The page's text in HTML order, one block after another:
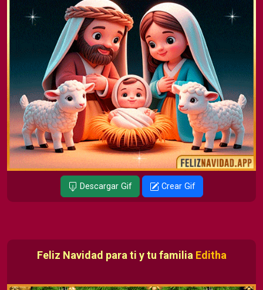
Descargar Gif Crear Gif
Feliz Navidad para ti y tu familia Editha